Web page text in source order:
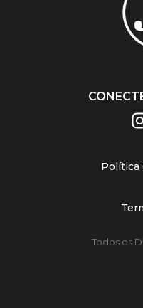
Política
Todos os